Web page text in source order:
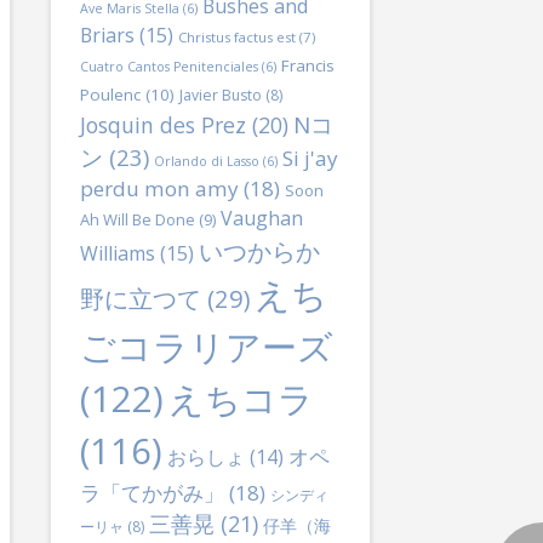
Ave Maris Stella (6) Bushes and
Briars (15) Christus factus est(7)
Cuatro Cantos Penitenciales(6) Francis
Poulenc(10) Javier Busto (8)
Josquin des Prez (20) Nコ
ン (23) Orlando di Lasso (6) Si j'ay
perdu mon amy(18) Soon
Ah Will Be Done (9) Vaughan
Williams (15) いつからか
野に立つて (29) えち
ごコラリアーズ
(122) えちコラ
(116) おらしょ (14) オペ
ラ「てかがみ」
(18) シンディ
ーリャ (8) 三善晃 (21) 仔羊（海